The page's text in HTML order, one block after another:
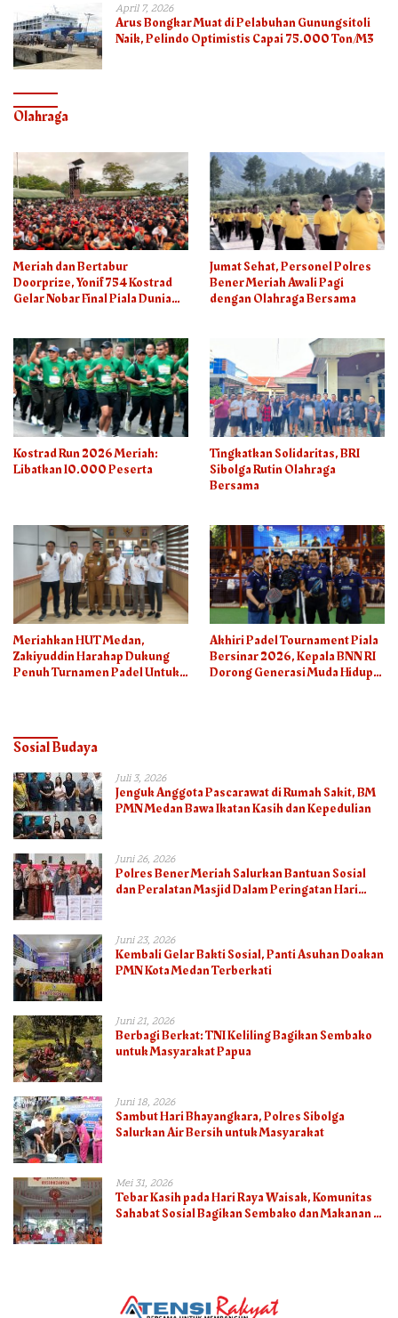
April 7, 2026
Arus Bongkar Muat di Pelabuhan Gunungsitoli
Naik, Pelindo Optimistis Capai 75.000 Ton/M3
Olahraga
Meriah dan Bertabur
Doorprize, Yonif 754 Kostrad
Gelar Nobar Final Piala Dunia
Jumat Sehat, Personel Polres
Bener Meriah Awali Pagi
dengan Olahraga Bersama
Kostrad Run 2026 Meriah:
Libatkan 10.000 Peserta
Tingkatkan Solidaritas, BRI
Sibolga Rutin Olahraga
Bersama
Meriahkan HUT Medan,
Zakiyuddin Harahap Dukung
Penuh Turnamen Padel Untuk
Akhiri Padel Tournament Piala
Bersinar 2026, Kepala BNN RI
Dorong Generasi Muda Hidup
Sosial Budaya
Juli 3, 2026
Jenguk Anggota Pascarawat di Rumah Sakit, BM
PMN Medan Bawa Ikatan Kasih dan Kepedulian
Juni 26, 2026
Polres Bener Meriah Salurkan Bantuan Sosial
dan Peralatan Masjid Dalam Peringatan Hari
Juni 23, 2026
Kembali Gelar Bakti Sosial, Panti Asuhan Doakan
PMN Kota Medan Terberkati
Juni 21, 2026
Berbagi Berkat: TNI Keliling Bagikan Sembako
untuk Masyarakat Papua
Juni 18, 2026
Sambut Hari Bhayangkara, Polres Sibolga
Salurkan Air Bersih untuk Masyarakat
Mei 31, 2026
Tebar Kasih pada Hari Raya Waisak, Komunitas
Sahabat Sosial Bagikan Sembako dan Makanan di